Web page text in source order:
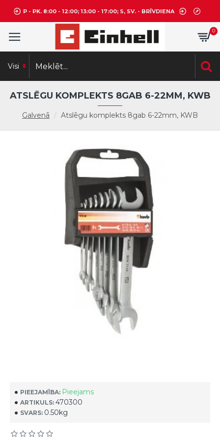
P - PK. 8:00 - 12:00; 13:00 - 17:00; S, SV. - BRĪVDIENA
0
Visi
Galvenā Atslēgu komplekts 8gab 6-22mm, KWB
ATSLĒGU KOMPLEKTS 8GAB 6-22MM, KWB
PIEEJAMĪBA: Pieejams
ARTIKULS: 470300
SVARS: 0.50kg